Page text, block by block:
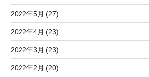
2022年5月 (27)
2022年4月 (23)
2022年3月 (23)
2022年2月 (20)